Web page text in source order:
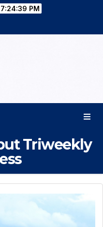
7:24:40 PM
Triweekly